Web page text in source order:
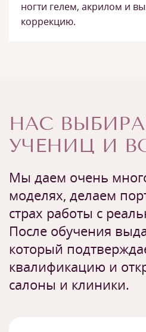
ногти гелем, акрилом и
коррекцию.
НАС
УЧЕНИЦ И
Мы даем очень
моделях, делаем
страх работы с
После обучения
который
квалификацию и
салоны и клиники.